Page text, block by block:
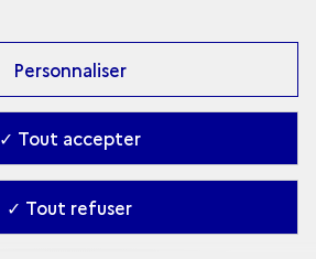
Personnaliser
✓ Tout accepter
✓ Tout refuser